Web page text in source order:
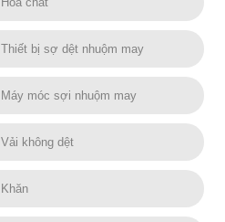
Thiết bị sợ dệt nhuộm may
Máy móc sợi nhuộm may
Vải không dệt
Khăn